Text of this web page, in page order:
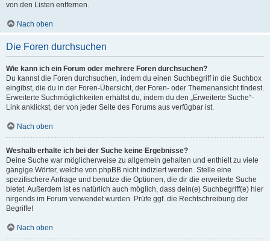
von den Listen entfernen.
Nach oben
Die Foren durchsuchen
Wie kann ich ein Forum oder mehrere Foren durchsuchen?
Du kannst die Foren durchsuchen, indem du einen Suchbegriff in die Suchbox
eingibst, die du in der Foren-Übersicht, der Foren- oder Themenansicht findest.
Erweiterte Suchmöglichkeiten erhältst du, indem du den „Erweiterte Suche“-
Link anklickst, der von jeder Seite des Forums aus verfügbar ist.
Nach oben
Weshalb erhalte ich bei der Suche keine Ergebnisse?
Deine Suche war möglicherweise zu allgemein gehalten und enthielt zu viele
gängige Wörter, welche von phpBB nicht indiziert werden. Stelle eine
spezifischere Anfrage und benutze die Optionen, die dir die erweiterte Suche
bietet. Außerdem ist es natürlich auch möglich, dass dein(e) Suchbegriff(e) hier
nirgends im Forum verwendet wurden. Prüfe ggf. die Rechtschreibung der
Begriffe!
Nach oben